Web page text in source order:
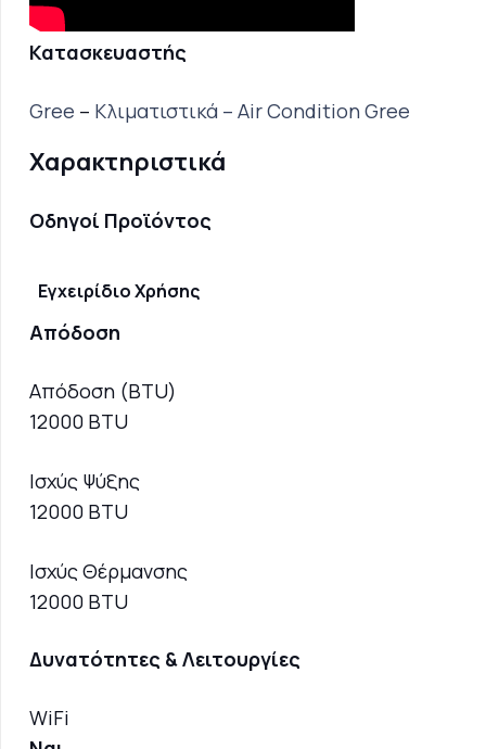
Κατασκευαστής
Gree – Κλιματιστικά – Air Condition Gree
Χαρακτηριστικά
Οδηγοί Προϊόντος
Εγχειρίδιο Χρήσης
Απόδοση
Απόδοση (BTU)
12000 BTU
Ισχύς Ψύξης
12000 BTU
Ισχύς Θέρμανσης
12000 BTU
Δυνατότητες & Λειτουργίες
WiFi